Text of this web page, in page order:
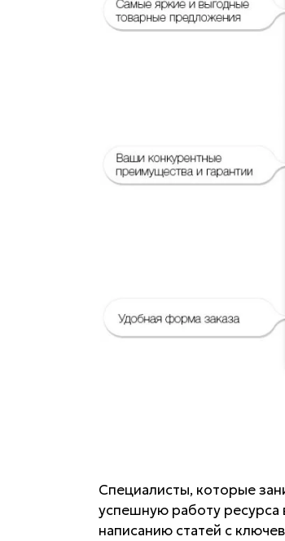
Специалисты, которые
успешную работу ресурса
написанию статей с